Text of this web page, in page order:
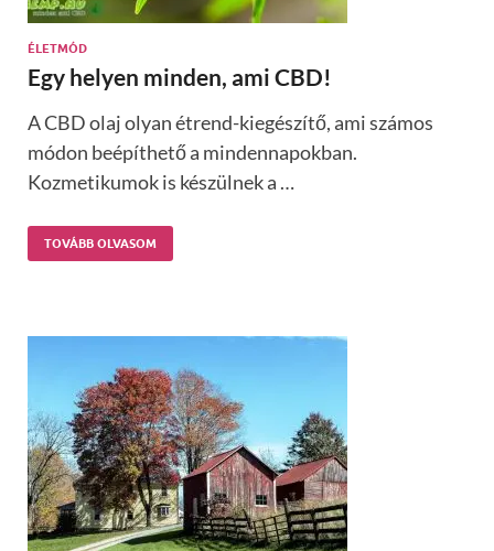
ÉLETMÓD
Egy helyen minden, ami CBD!
A CBD olaj olyan étrend-kiegészítő, ami számos
módon beépíthető a mindennapokban.
Kozmetikumok is készülnek a …
TOVÁBB OLVASOM